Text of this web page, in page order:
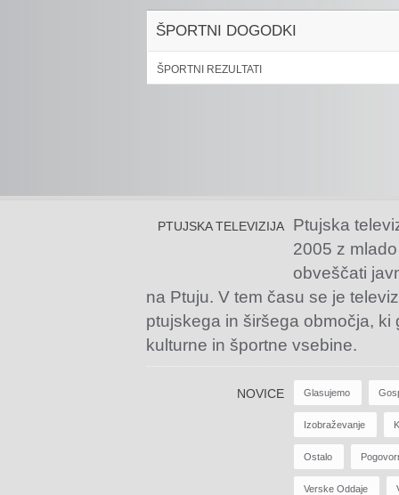
ŠPORTNI DOGODKI
ŠPORTNI REZULTATI
PTUJSKA TELEVIZIJA
Ptujska
2005 z
obveščati
na Ptuju. V tem času se je
ptujskega in širšega območja,
kulturne in športne vsebine.
NOVICE Glasujemo
Izobraževanje
Ostalo
Verske Oddaje